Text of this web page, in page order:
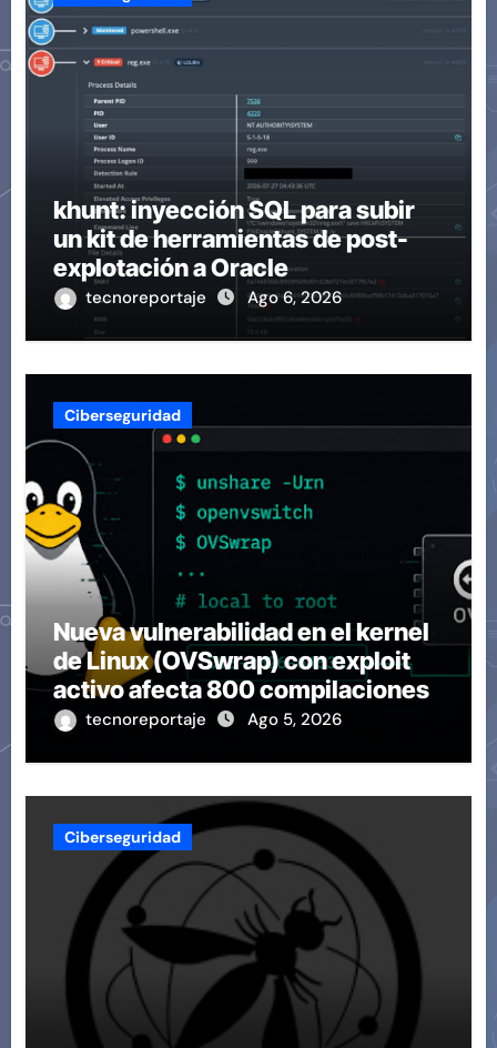
khunt: inyección SQL para subir
un kit de herramientas de post-
explotación a Oracle
tecnoreportaje Ago 6, 2026
Ciberseguridad
Nueva vulnerabilidad en el kernel
de Linux (OVSwrap) con exploit
activo afecta 800 compilaciones
tecnoreportaje Ago 5, 2026
Ciberseguridad